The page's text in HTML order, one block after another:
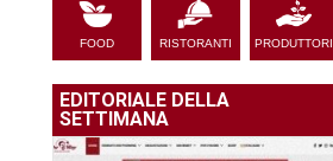
FOOD RISTORANTI PRODUTTORI
EDITORIALE DELLA
SETTIMANA